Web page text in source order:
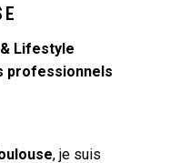
Lifestyle
professionnels
, je suis